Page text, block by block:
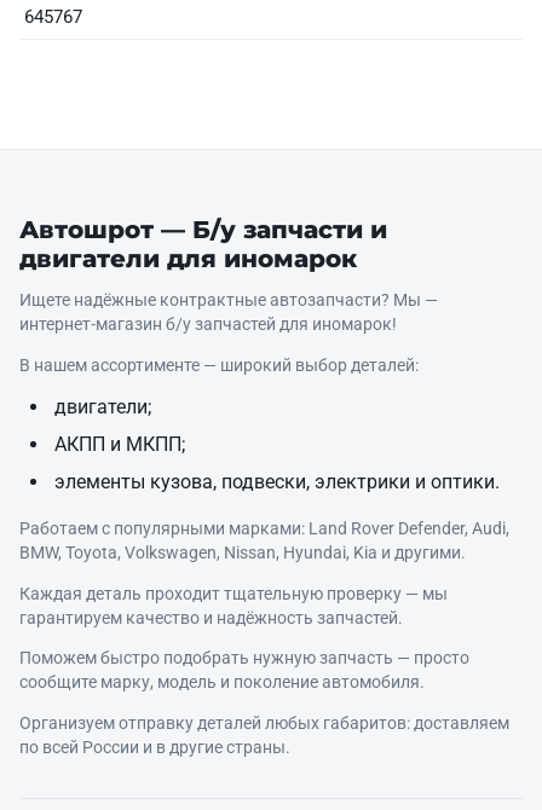
645767
Автошрот — Б/у запчасти и
двигатели для иномарок
Ищете надёжные контрактные автозапчасти? Мы —
интернет‑магазин б/у запчастей для иномарок!
В нашем ассортименте — широкий выбор деталей:
двигатели;
АКПП и МКПП;
элементы кузова, подвески, электрики и оптики.
Работаем с популярными марками: Land Rover Defender, Audi,
BMW, Toyota, Volkswagen, Nissan, Hyundai, Kia и другими.
Каждая деталь проходит тщательную проверку — мы
гарантируем качество и надёжность запчастей.
Поможем быстро подобрать нужную запчасть — просто
сообщите марку, модель и поколение автомобиля.
Организуем отправку деталей любых габаритов: доставляем
по всей России и в другие страны.